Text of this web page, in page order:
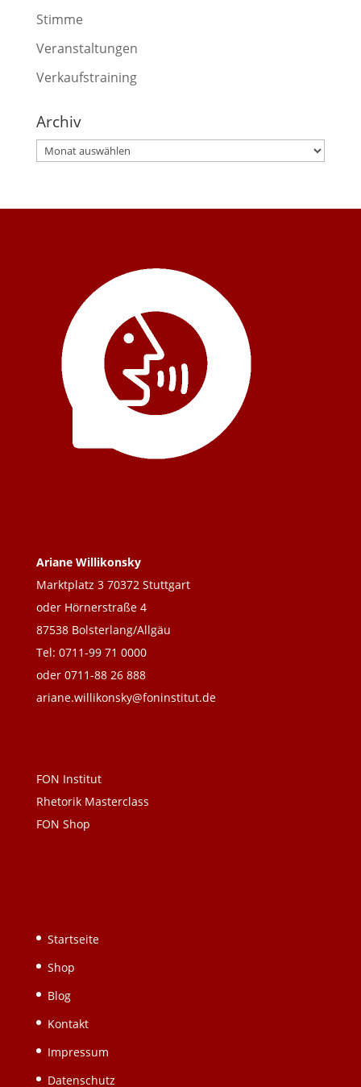
Stimme
Veranstaltungen
Verkaufstraining
Archiv
Archiv
Ariane Willikonsky
Marktplatz 3 70372 Stuttgart
oder Hörnerstraße 4
87538 Bolsterlang/Allgäu
Tel: 0711-99 71 0000
oder 0711-88 26 888
ariane.willikonsky@foninstitut.de
FON Institut
Rhetorik Masterclass
FON Shop
Startseite
Shop
Blog
Kontakt
Impressum
Datenschutz